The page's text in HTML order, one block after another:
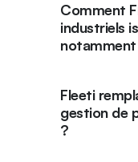
Comment
industriels
Fleeti
gestion de
?